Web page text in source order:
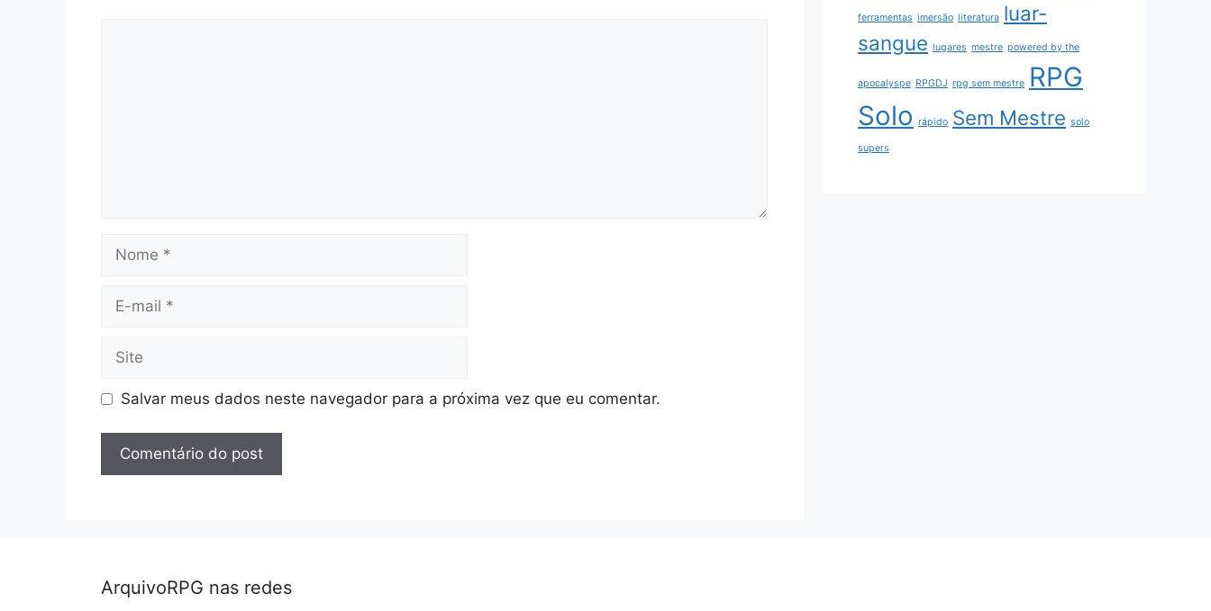
mail
Salvar meus dados neste navegador para a próxima vez que eu comentar.
ferramentas imersão literatura luar-
sangue lugares mestre powered by the
apocalyspe RPGDJ rpg sem mestre RPG
Solo rápido Sem Mestre solo
supers
ArquivoRPG nas redes